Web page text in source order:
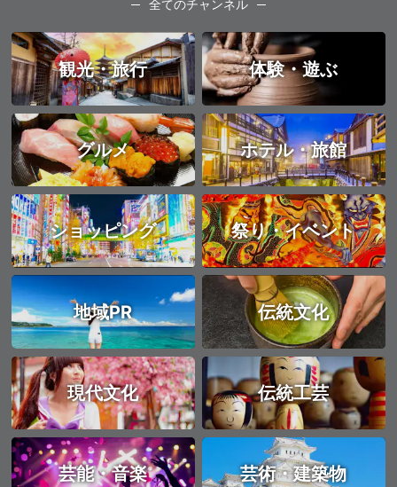
全てのチャンネル
観光・旅行 体験・遊ぶ
グルメ ホテル・旅館
ショッピング 祭り・イベント
地域PR 伝統文化
現代文化 伝統工芸
芸能・音楽 芸術・建築物